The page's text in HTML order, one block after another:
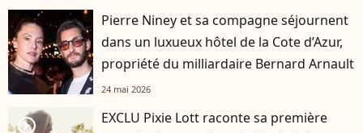
Pierre Niney et sa compagne séjournent
dans un luxueux hôtel de la Cote d’Azur,
propriété du milliardaire Bernard Arnault
24 mai 2026
player2
EXCLU Pixie Lott raconte sa première